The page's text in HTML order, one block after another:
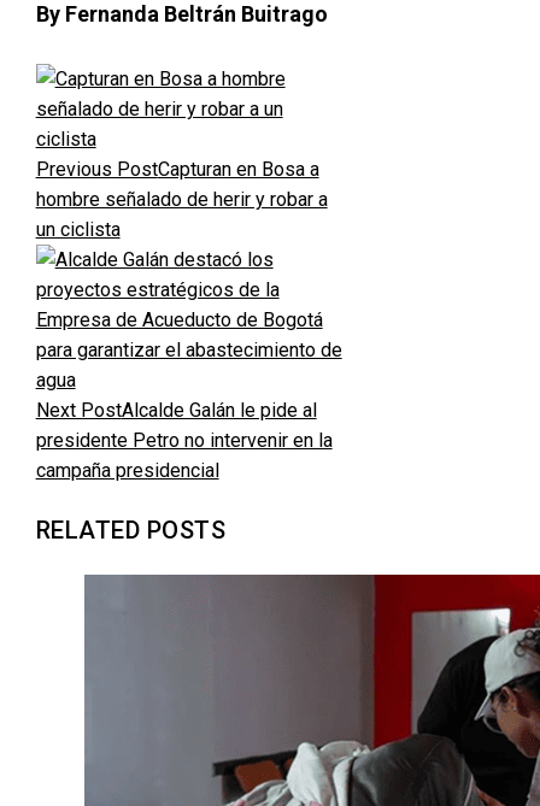
By Fernanda Beltrán Buitrago
Previous PostCapturan en Bosa a
hombre señalado de herir y robar a
un ciclista
Next PostAlcalde Galán le pide al
presidente Petro no intervenir en la
campaña presidencial
RELATED POSTS